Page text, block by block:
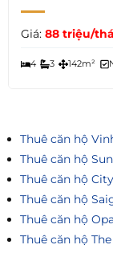
Giá: 88 triệu/
4 3 142m²
Thuê căn hộ
Thuê căn hộ
Thuê căn hộ
Thuê căn hộ